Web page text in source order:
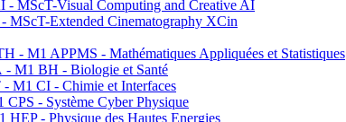
- MScT-Visual Computing and Creative AI
MScT-Extended Cinematography XCin
- M1 APPMS - Mathématiques Appliquées et Statistiques
M1 BH - Biologie et Santé
M1 CI - Chimie et Interfaces
CPS - Système Cyber Physique
HEP - Physique des Hautes Energies